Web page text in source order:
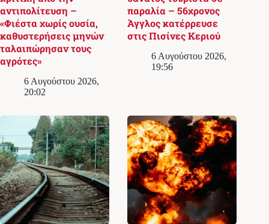
αντιπολίτευση –
«Φιέστα χωρίς ουσία,
καθυστερήσεις μηνών
ταλαιπώρησαν τους
αγρότες»
6 Αυγούστου 2026,
20:02
παραλία – 56χρονος
Άγγλος κατέρρευσε
στις Πισίνες Κεριού
6 Αυγούστου 2026,
19:56